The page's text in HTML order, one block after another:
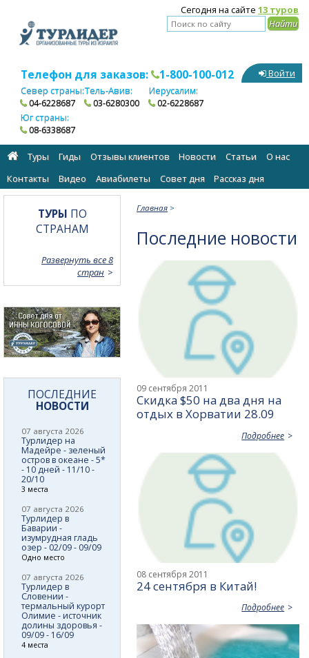
Сегодня на сайте 13 туров
Телефон для заказов: 1-800-100-012
Север страны:
04-6228687
Тель-Авив:
03-6280300
Иерусалим:
02-6228687
Юг страны:
08-6338687
Войти
Туры Гиды Отзывы клиентов Новости Статьи
О нас
Контакты
Видео Авиабилеты Cовет дня Рассказ дня
Главная >
Последние новости
09 сентября 2011
Скидка $50 на два дня на
отдых в Хорватии 28.09
Подробнее
08 сентября 2011
24 сентября в Китай!
Подробнее
ТУРЫ ПО
СТРАНАМ
Развернуть все 8
стран
ПОСЛЕДНИЕ
НОВОСТИ
07 августа 2026
Турлидер на
Мадейре - зеленый
остров в океане - 5*
- 10 дней - 11/10 -
20/10
3 места
07 августа 2026
Турлидер в
Баварии -
изумрудная гладь
озер - 02/09 - 09/09
Одно место
07 августа 2026
Турлидер в
Словении -
термальный курорт
Олимие - источник
долины здоровья -
09/09 - 16/09
4 места